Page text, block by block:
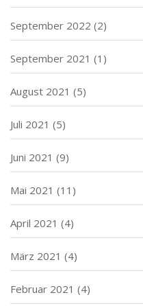
September 2022 (2)
September 2021 (1)
August 2021 (5)
Juli 2021 (5)
Juni 2021 (9)
Mai 2021 (11)
April 2021 (4)
März 2021 (4)
Februar 2021 (4)